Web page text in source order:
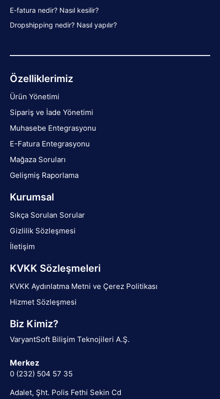
E-fatura nedir? Nasıl kesilir?
Dropshipping nedir? Nasıl yapılır?
Özelliklerimiz
Ürün Yönetimi
Sipariş ve İade Yönetimi
Muhasebe Entegrasyonu
E-Fatura Entegrasyonu
Mağaza Soruları
Gelişmiş Raporlama
Kurumsal
Sıkça Sorulan Sorular
Gizlilik Sözleşmesi
İletişim
KVKK Sözleşmeleri
KVKK Aydınlatma Metni ve Çerez Politikası
Hizmet Sözleşmesi
Biz Kimiz?
VaryantSoft Bilişim Teknojileri A.Ş.
Merkez
0 (232) 504 57 35
Adalet, Şht. Polis Fethi Sekin Cd